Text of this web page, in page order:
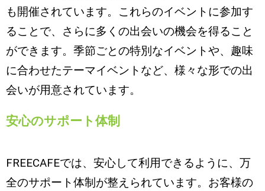
も開催されています。これらのイベントに参加す
ることで、さらに多くの出会いの機会を得ること
ができます。季節ごとの特別なイベントや、趣味
に合わせたテーマイベントなど、様々な形での出
会いが用意されています。
安心のサポート体制
FREECAFEでは、安心して利用できるように、万
全のサポート体制が整えられています。お客様の